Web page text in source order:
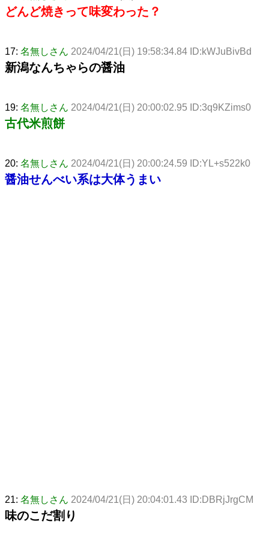
どんど焼きって味変わった？
17: 名無しさん 2024/04/21(日) 19:58:34.84 ID:kWJuBivBd
新潟なんちゃらの醤油
19: 名無しさん 2024/04/21(日) 20:00:02.95 ID:3q9KZims0
古代米煎餅
20: 名無しさん 2024/04/21(日) 20:00:24.59 ID:YL+s522k0
醤油せんべい系は大体うまい
21: 名無しさん 2024/04/21(日) 20:04:01.43 ID:DBRjJrgCM
味のこだ割り